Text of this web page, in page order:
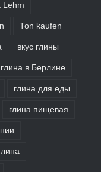
Lehm
Ton kaufen
вкус глины
глина в Берлине
глина для еды
глина пищевая